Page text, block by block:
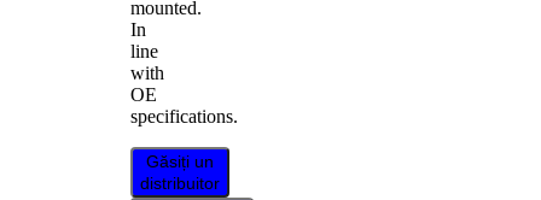
mounted.
In
line
with
OE
specifications.
Găsiți un
distribuitor